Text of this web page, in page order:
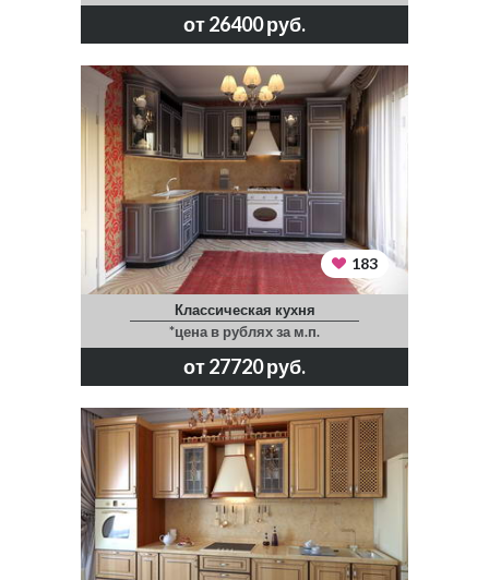
от 26400 руб.
183
Классическая кухня
*цена в рублях за м.п.
от 27720 руб.